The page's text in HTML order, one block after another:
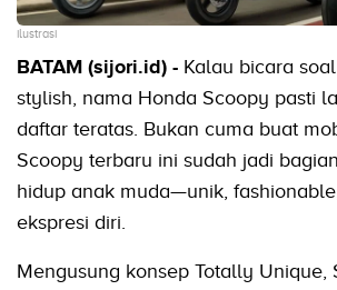
ilustrasi
BATAM (sijori.id) - Kalau bicara
stylish, nama Honda Scoopy pasti
daftar teratas. Bukan cuma buat
Scoopy terbaru ini sudah jadi
hidup anak muda—unik,
ekspresi diri.
Mengusung konsep Totally Unique,